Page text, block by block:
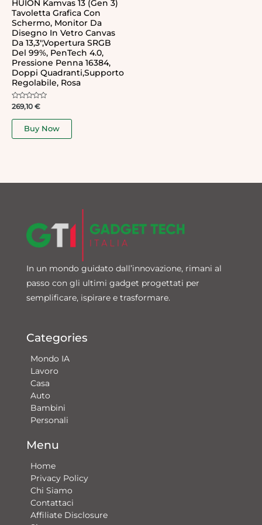
HUION Kamvas 13 (Gen 3)
Tavoletta Grafica Con
Schermo, Monitor Da
Disegno In Vetro Canvas
Da 13,3″,Vopertura SRGB
Del 99%, PenTech 4.0,
Pressione Penna 16384,
Doppi Quadranti,Supporto
Regolabile, Rosa
Rated
out
269,10 €
Buy Now
In un mondo guidato dall’innovazione, rimani al
passo con gli ultimi gadget progettati per
semplificare, ispirare e trasformare.
Categories
Mondo IA
Lavoro
Casa
Auto
Bambini
Personali
Menu
Home
Privacy Policy
Chi Siamo
Contattaci​
Affiliate Disclosure